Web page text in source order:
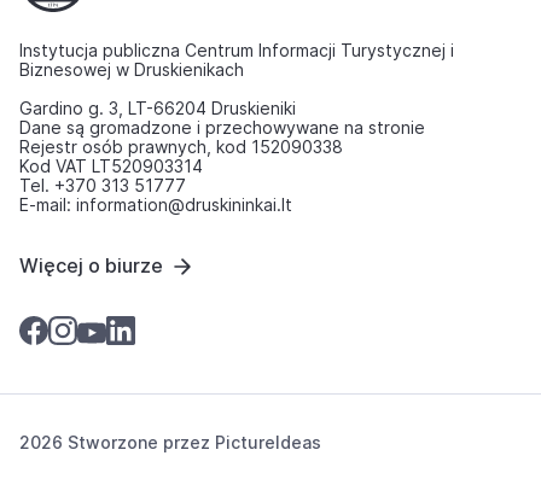
Instytucja publiczna Centrum Informacji Turystycznej i
Biznesowej w Druskienikach
Gardino g. 3, LT-66204 Druskieniki
Dane są gromadzone i przechowywane na stronie
Rejestr osób prawnych, kod 152090338
Kod VAT LT520903314
Tel. +370 313 51777
E-mail: information@druskininkai.lt
Więcej o biurze
2026 Stworzone przez PictureIdeas